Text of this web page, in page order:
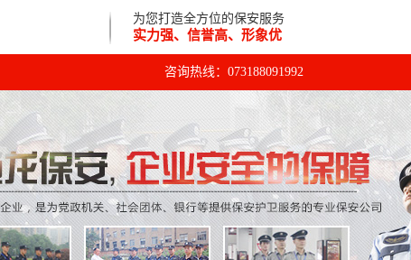
为您打造全方位的保安服务
实力强、信誉高、形象优
咨询热线：073188091992